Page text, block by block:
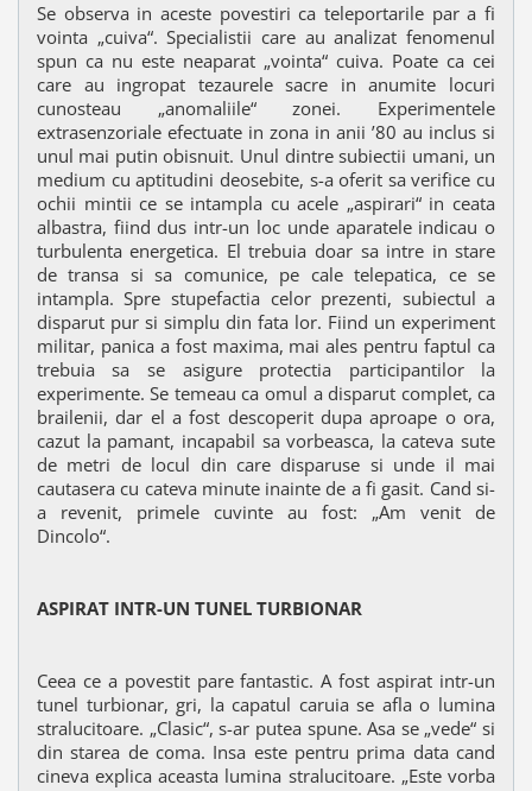
Se observa in aceste povestiri ca teleportarile par a fi
vointa „cuiva“. Specialistii care au analizat fenomenul
spun ca nu este neaparat „vointa“ cuiva. Poate ca cei
care au ingropat tezaurele sacre in anumite locuri
cunosteau „anomaliile“ zonei. Experimentele
extrasenzoriale efectuate in zona in anii ’80 au inclus si
unul mai putin obisnuit. Unul dintre subiectii umani, un
medium cu aptitudini deosebite, s-a oferit sa verifice cu
ochii mintii ce se intampla cu acele „aspirari“ in ceata
albastra, fiind dus intr-un loc unde aparatele indicau o
turbulenta energetica. El trebuia doar sa intre in stare
de transa si sa comunice, pe cale telepatica, ce se
intampla. Spre stupefactia celor prezenti, subiectul a
disparut pur si simplu din fata lor. Fiind un experiment
militar, panica a fost maxima, mai ales pentru faptul ca
trebuia sa se asigure protectia participantilor la
experimente. Se temeau ca omul a disparut complet, ca
brailenii, dar el a fost descoperit dupa aproape o ora,
cazut la pamant, incapabil sa vorbeasca, la cateva sute
de metri de locul din care disparuse si unde il mai
cautasera cu cateva minute inainte de a fi gasit. Cand si-
a revenit, primele cuvinte au fost: „Am venit de
Dincolo“.
ASPIRAT INTR-UN TUNEL TURBIONAR
Ceea ce a povestit pare fantastic. A fost aspirat intr-un
tunel turbionar, gri, la capatul caruia se afla o lumina
stralucitoare. „Clasic“, s-ar putea spune. Asa se „vede“ si
din starea de coma. Insa este pentru prima data cand
cineva explica aceasta lumina stralucitoare. „Este vorba